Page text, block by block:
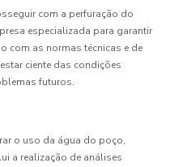
com a perfuração do
especializada para garantir
com as normas técnicas e de
ciente das condições
futuros.
o uso da água do poço,
a realização de análises